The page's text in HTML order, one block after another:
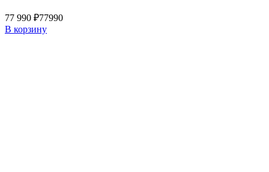
77 990 ₽77990
В корзину